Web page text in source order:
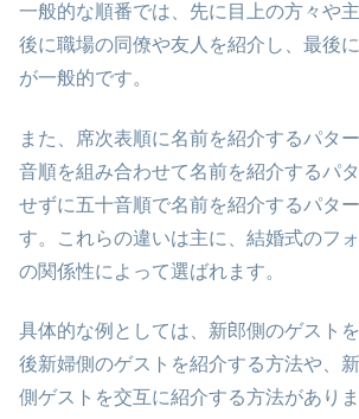
一般的な順番では、先に目上の方々や
後に職場の同僚や友人を紹介し、最後
が一般的です。
また、席次表順に名前を紹介するパタ
音順を組み合わせて名前を紹介するパ
せずに五十音順で名前を紹介するパタ
す。これらの違いは主に、結婚式のフ
の関係性によって選ばれます。
具体的な例としては、新郎側のゲスト
後新婦側のゲストを紹介する方法や、
側ゲストを交互に紹介する方法があり